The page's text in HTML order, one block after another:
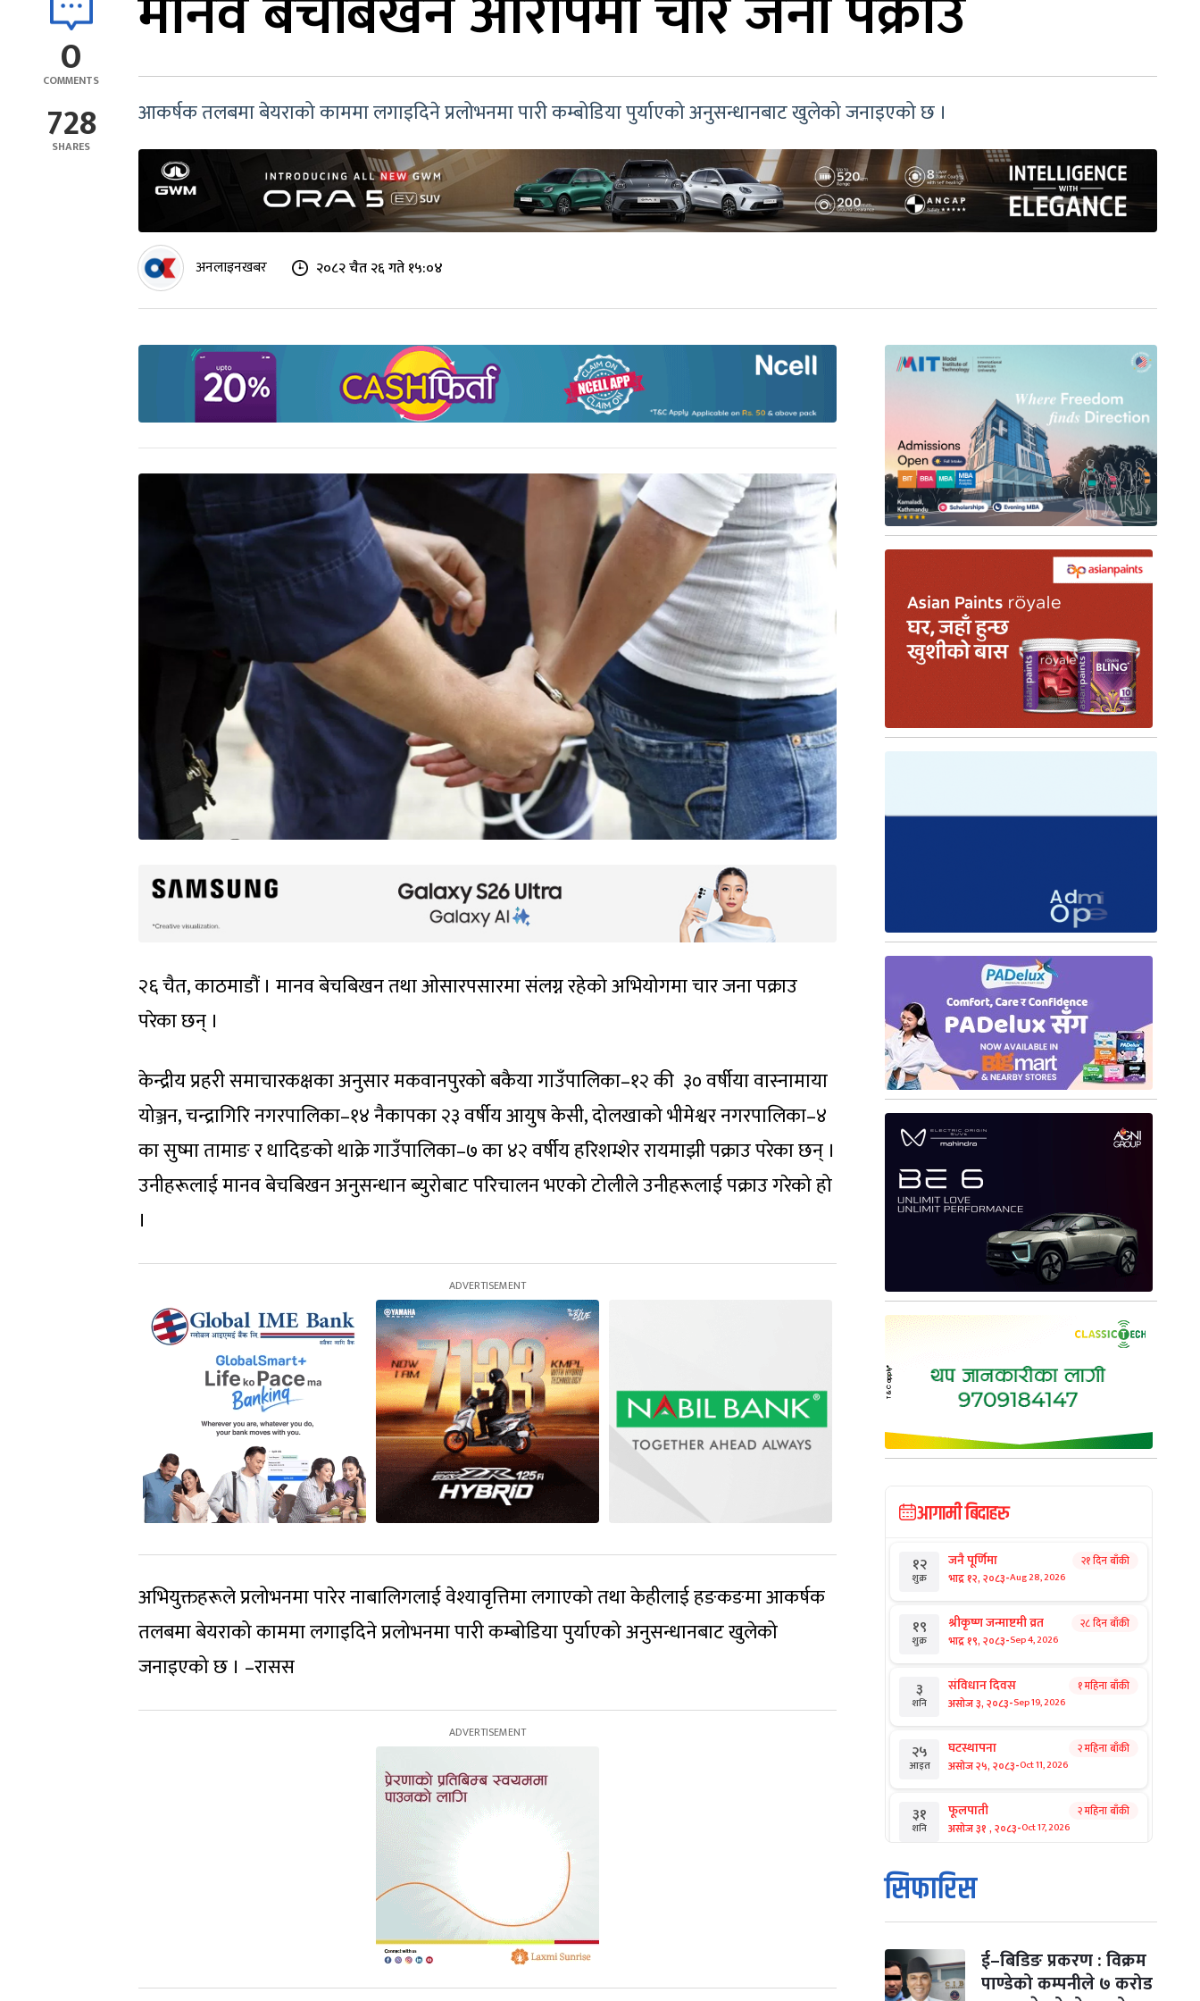
0
COMMENTS
728
SHARES
आकर्षक तलबमा बेयराको काममा लगाइदिने प्रलोभनमा पारी कम्बोडिया पुर्याएको अनुसन्धानबाट खुलेको जनाइएको छ ।
अनलाइनखबर २०८२ चैत २६ गते १५:०४
२६ चैत, काठमाडौं । मानव बेचबिखन तथा ओसारपसारमा संलग्न रहेको अभियोगमा चार जना पक्राउ
परेका छन् ।
केन्द्रीय प्रहरी समाचारकक्षका अनुसार मकवानपुरको बकैया गाउँपालिका–१२ की ३० वर्षीया वास्नामाया
योञ्जन, चन्द्रागिरि नगरपालिका–१४ नैकापका २३ वर्षीय आयुष केसी, दोलखाको भीमेश्वर नगरपालिका–४
का सुष्मा तामाङ र धादिङको थाक्रे गाउँपालिका–७ का ४२ वर्षीय हरिशम्शेर रायमाझी पक्राउ परेका छन् ।
उनीहरूलाई मानव बेचबिखन अनुसन्धान ब्युरोबाट परिचालन भएको टोलीले उनीहरूलाई पक्राउ गरेको हो
।
अभियुक्तहरूले प्रलोभनमा पारेर नाबालिगलाई वेश्यावृत्तिमा लगाएको तथा केहीलाई हङकङमा आकर्षक
तलबमा बेयराको काममा लगाइदिने प्रलोभनमा पारी कम्बोडिया पुर्याएको अनुसन्धानबाट खुलेको
जनाइएको छ । –रासस
आगामी बिदाहरु
१२
शुक्र
जनै पूर्णिमा
भाद्र १२, २०८३-Aug 28, 2026
२१ दिन बाँकी
१९
शुक्र
श्रीकृष्ण जन्माष्टमी व्रत
भाद्र १९, २०८३-Sep 4, 2026
२८ दिन बाँकी
३
शनि
संविधान दिवस
असोज ३, २०८३-Sep 19, 2026
१ महिना बाँकी
२५
आइत
घटस्थापना
असोज २५, २०८३-Oct 11, 2026
२ महिना बाँकी
३१
शनि
फूलपाती
असोज ३१ , २०८३-Oct 17, 2026
२ महिना बाँकी
१
आइत
कार्तिक सङ्क्रान्ति
कार्तिक १, २०८३
मंगल कार्तिक ३, २०८३-Oct 20, 2026
सिफारिस
ई–बिडिङ प्रकरण : विक्रम
पाण्डेको कम्पनीले ७ करोड